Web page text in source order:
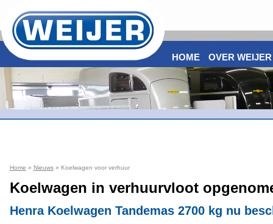
Home » Nieuws» Koelwagen voor verhuur
Koelwagen in verhuurvloot
Henra Koelwagen Tandemas 2700 kg nu
HOME OVER WEIJER